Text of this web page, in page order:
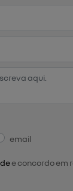
email
e concordo em